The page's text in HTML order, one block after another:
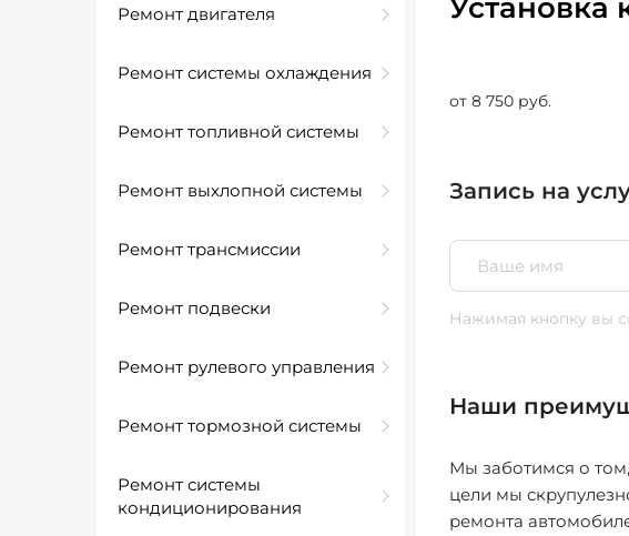
Ремонт двигателя
Ремонт системы охлаждения
Ремонт топливной системы
Ремонт выхлопной системы
Ремонт трансмиссии
Ремонт подвески
Ремонт рулевого управления
Ремонт тормозной системы
Ремонт системы
кондиционирования
Установка
от 8 750 руб.
Запись на
Нажимая кнопку вы
Наши
Мы заботимся о
цели мы
ремонта